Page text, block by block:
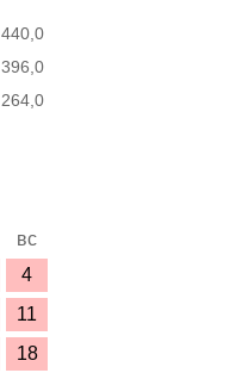
440,0
396,0
264,0
вс
4
11
18